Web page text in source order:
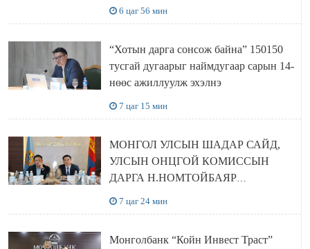
6 цаг 56 мин
“Хотын дарга сонсож байна” 150150
тусгай дугаарыг наймдугаар сарын 14-
нөөс ажиллуулж эхэлнэ
7 цаг 15 мин
МОНГОЛ УЛСЫН ШАДАР САЙД,
УЛСЫН ОНЦГОЙ КОМИССЫН
ДАРГА Н.НОМТОЙБАЯР
7 цаг 24 мин
Монголбанк “Койн Инвест Траст”